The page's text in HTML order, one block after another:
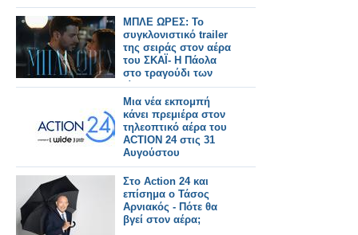
ΜΠΛΕ ΩΡΕΣ: Το
συγκλονιστικό trailer
της σειράς στον αέρα
του ΣΚΑΪ- Η Πάολα
στο τραγούδι των
τίτλων
Μια νέα εκπομπή
κάνει πρεμιέρα στον
τηλεοπτικό αέρα του
ACTION 24 στις 31
Αυγούστου
Στο Action 24 και
επίσημα ο Τάσος
Αρνιακός - Πότε θα
βγεί στον αέρα;